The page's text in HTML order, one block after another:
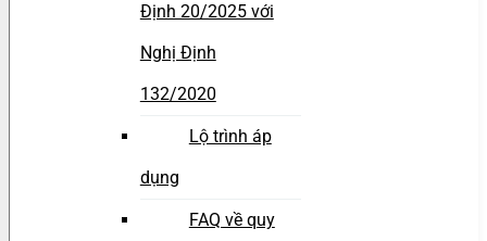
Định 20/2025 với
Nghị Định
132/2020
Lộ trình áp
dụng
FAQ về quy